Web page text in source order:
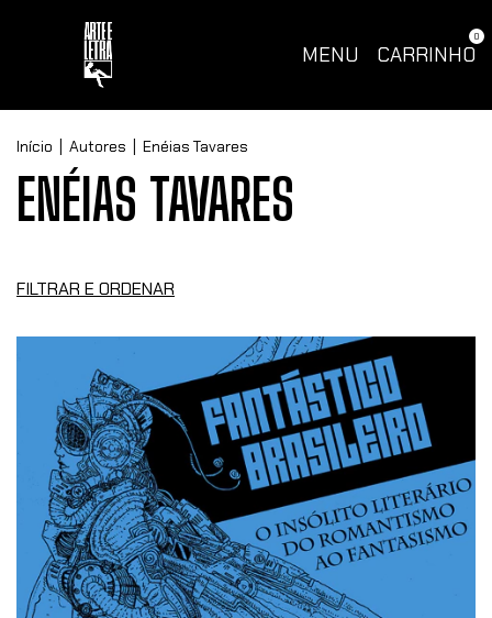
MENU CARRINHO
0
Início Autores Enéias Tavares
ENÉIAS TAVARES
FILTRAR E ORDENAR